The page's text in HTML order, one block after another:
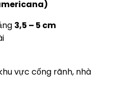
3,5 – 5 cm
vực cống rãnh, nhà